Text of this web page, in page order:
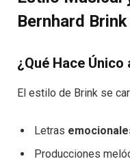
Bernhard Brink
¿Qué Hace Único
El estilo de Brink se
Letras
Producciones